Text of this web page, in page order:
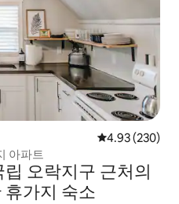
평점 4.93점(5
4.93 (230)
아파트
오락지구 근처의
휴가지 숙소